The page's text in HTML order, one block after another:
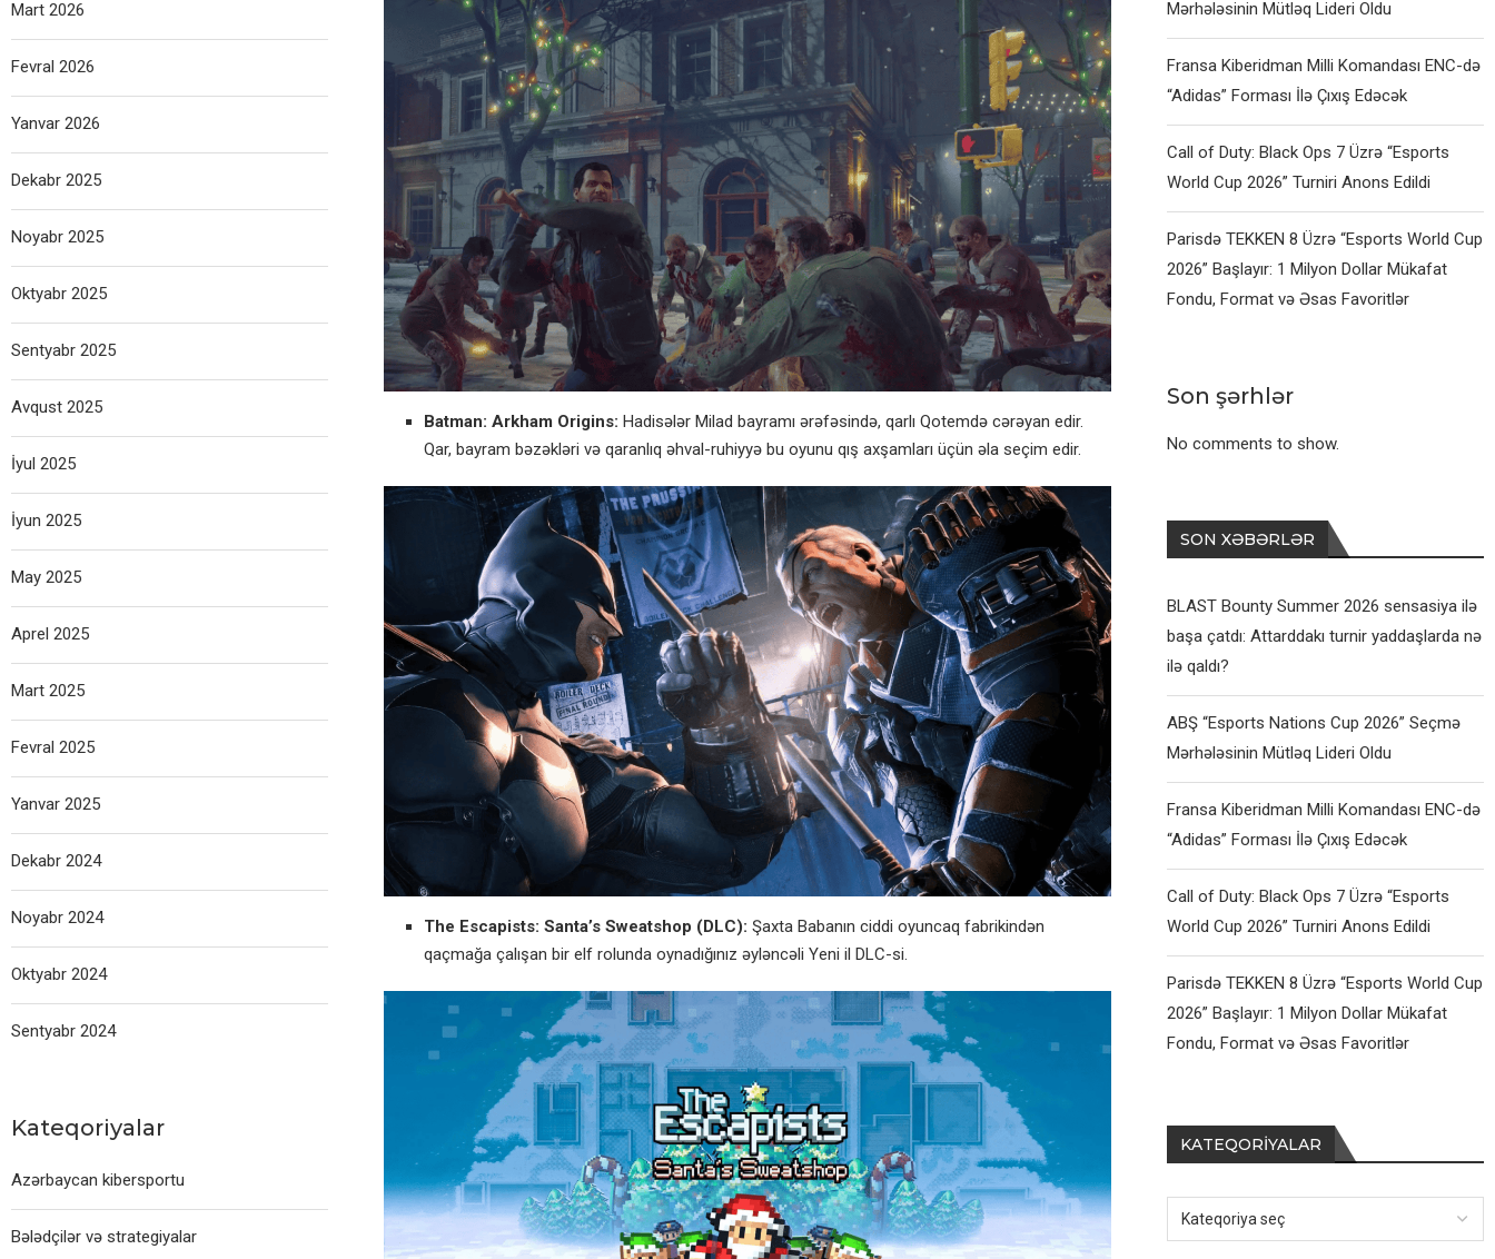
Batman: Arkham Origins: Hadisələr Milad bayramı ərəfəsində, qarlı Qotemdə cərəyan edir.
Qar, bayram bəzəkləri və qaranlıq əhval-ruhiyyə bu oyunu qış axşamları üçün əla seçim edir.
The Escapists: Santa’s Sweatshop (DLC): Şaxta Babanın ciddi oyuncaq fabrikindən
qaçmağa çalışan bir elf rolunda oynadığınız əyləncəli Yeni il DLC-si.
Mərhələsinin Mütləq Lideri Oldu
Fransa Kiberidman Milli Komandası ENC-də
“Adidas” Forması İlə Çıxış Edəcək
Call of Duty: Black Ops 7 Üzrə “Esports
World Cup 2026” Turniri Anons Edildi
Parisdə TEKKEN 8 Üzrə “Esports World Cup
2026” Başlayır: 1 Milyon Dollar Mükafat
Fondu, Format və Əsas Favoritlər
Son şərhlər
No comments to show.
SON XƏBƏRLƏR
BLAST Bounty Summer 2026 sensasiya ilə
başa çatdı: Attarddakı turnir yaddaşlarda nə
ilə qaldı?
ABŞ “Esports Nations Cup 2026” Seçmə
Mərhələsinin Mütləq Lideri Oldu
Fransa Kiberidman Milli Komandası ENC-də
“Adidas” Forması İlə Çıxış Edəcək
Call of Duty: Black Ops 7 Üzrə “Esports
World Cup 2026” Turniri Anons Edildi
Parisdə TEKKEN 8 Üzrə “Esports World Cup
2026” Başlayır: 1 Milyon Dollar Mükafat
Fondu, Format və Əsas Favoritlər
KATEQORIYALAR
Mart 2026
Fevral 2026
Yanvar 2026
Dekabr 2025
Noyabr 2025
Oktyabr 2025
Sentyabr 2025
Avqust 2025
İyul 2025
İyun 2025
May 2025
Aprel 2025
Mart 2025
Fevral 2025
Yanvar 2025
Dekabr 2024
Noyabr 2024
Oktyabr 2024
Sentyabr 2024
Kateqoriyalar
Azərbaycan kibersportu
Bələdçilər və strategiyalar